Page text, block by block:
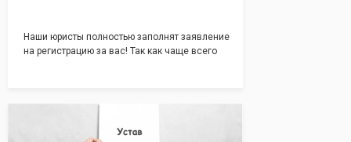
Наши юристы полностью заполнят заявление
на регистрацию за вас! Так как чаще всего
большая часть отказов - наши юристы с
оформление самого сложного документа на